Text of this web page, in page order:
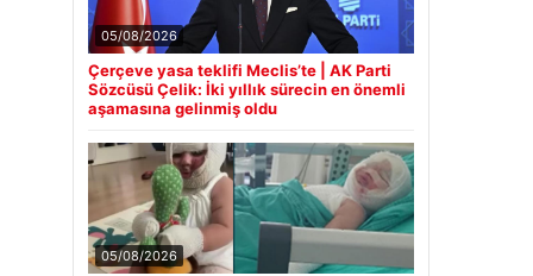
05/08/2026
Çerçeve yasa teklifi Meclis’te | AK Parti
Sözcüsü Çelik: İki yıllık sürecin en önemli
aşamasına gelinmiş oldu
05/08/2026